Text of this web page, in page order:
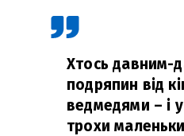
Хтось давним-
подряпин від
ведмедями – і
трохи